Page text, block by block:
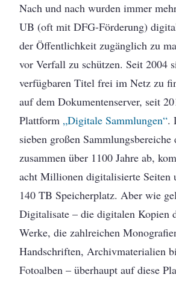
Nach und nach wurden immer
UB (oft mit DFG-Förderung)
der Öffentlichkeit zugänglich zu
vor Verfall zu schützen. Seit 2004
verfügbaren Titel frei im Netz zu
auf dem Dokumentenserver, seit
Plattform „Digitale Sammlungen“.
sieben großen Sammlungsbereiche
zusammen über 1100 Jahre ab,
acht Millionen digitalisierte Seiten
140 TB Speicherplatz. Aber wie
Digitalisate – die digitalen Kopien
Werke, die zahlreichen
Handschriften, Archivmaterialien
Fotoalben – überhaupt auf diese